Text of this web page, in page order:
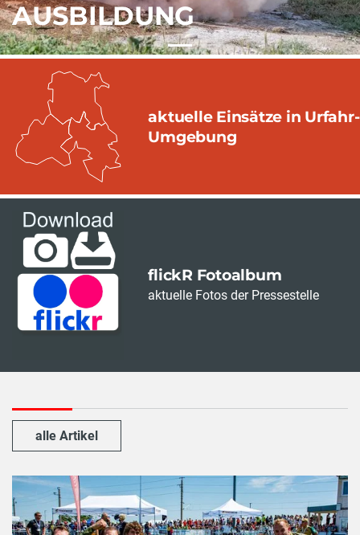
AUSBILDUNG
aktuelle Einsätze in Urfahr-
Umgebung
flickR Fotoalbum
aktuelle Fotos der Pressestelle
alle Artikel